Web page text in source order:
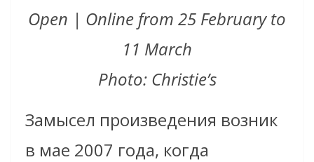
Open | Online from 25 February to
11 March
Photo: Christie’s
Замысел произведения возник
в мае 2007 года, когда